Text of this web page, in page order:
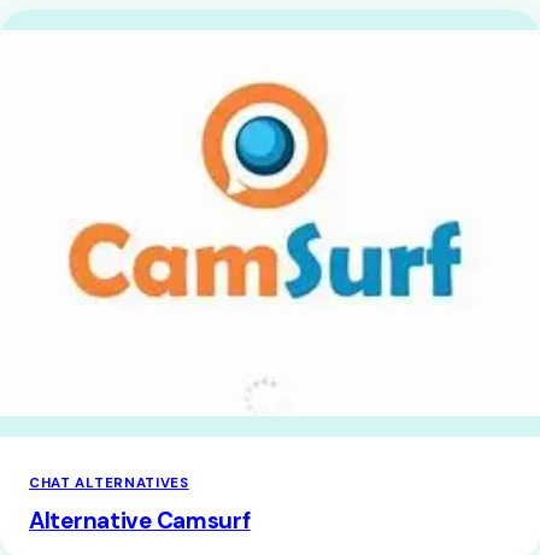
CHAT ALTERNATIVES
Alternative Camsurf